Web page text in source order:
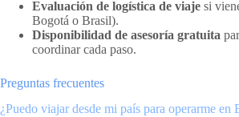
Evaluación de logística de viaje si
Bogotá o Brasil).
Disponibilidad de asesoría gratuita
coordinar cada paso.
Preguntas frecuentes
¿Puedo viajar desde mi país para operarme en